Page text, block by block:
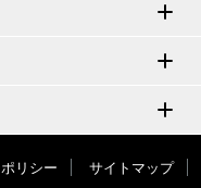
リシー
サイトマップ